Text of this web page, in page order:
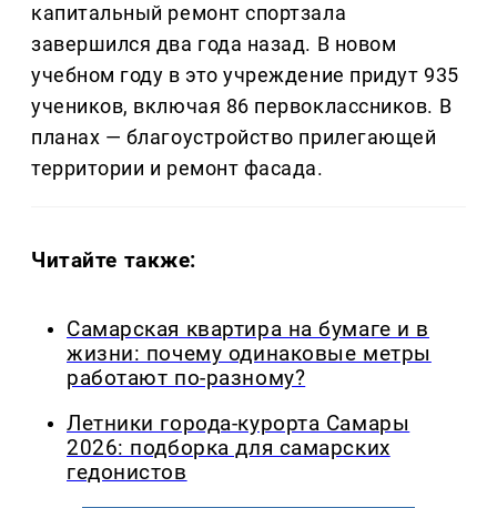
капитальный ремонт спортзала
завершился два года назад. В новом
учебном году в это учреждение придут 935
учеников, включая 86 первоклассников. В
планах — благоустройство прилегающей
территории и ремонт фасада.
Читайте также:
Самарская квартира на бумаге и в
жизни: почему одинаковые метры
работают по-разному?
Летники города-курорта Самары
2026: подборка для самарских
гедонистов